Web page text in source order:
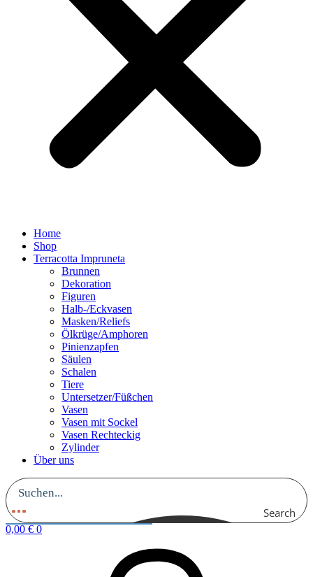
Home
Shop
Terracotta Impruneta
Brunnen
Dekoration
Figuren
Halb-/Eckvasen
Masken/Reliefs
Ölkrüge/Amphoren
Pinienzapfen
Säulen
Schalen
Tiere
Untersetzer/Füßchen
Vasen
Vasen mit Sockel
Vasen Rechteckig
Zylinder
Über uns
Search
0,00 € 0